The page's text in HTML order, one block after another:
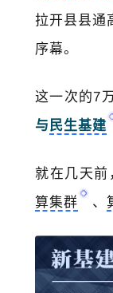
拉开县县通
序幕。
这一次的7
与民生基建
就在几天前
算集群
、